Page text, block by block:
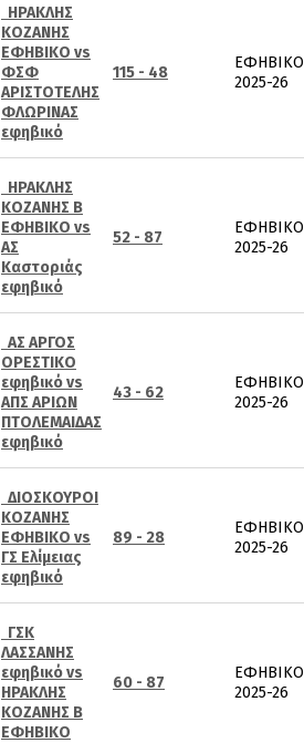
ΗΡΑΚΛΗΣ
ΚΟΖΑΝΗΣ
ΕΦΗΒΙΚΟ vs
ΦΣΦ
ΑΡΙΣΤΟΤΕΛΗΣ
ΦΛΩΡΙΝΑΣ
εφηβικό
115 - 48
ΕΦΗΒΙΚΟ
2025-26
ΗΡΑΚΛΗΣ
ΚΟΖΑΝΗΣ Β
ΕΦΗΒΙΚΟ vs
ΑΣ
Καστοριάς
εφηβικό
52 - 87
ΕΦΗΒΙΚΟ
2025-26
ΑΣ ΑΡΓΟΣ
ΟΡΕΣΤΙΚΟ
εφηβικό vs
ΑΠΣ ΑΡΙΩΝ
ΠΤΟΛΕΜΑΙΔΑΣ
εφηβικό
43 - 62
ΕΦΗΒΙΚΟ
2025-26
ΔΙΟΣΚΟΥΡΟΙ
ΚΟΖΑΝΗΣ
ΕΦΗΒΙΚΟ vs
ΓΣ Ελίμειας
εφηβικό
89 - 28
ΕΦΗΒΙΚΟ
2025-26
ΓΣΚ
ΛΑΣΣΑΝΗΣ
εφηβικό vs
ΗΡΑΚΛΗΣ
ΚΟΖΑΝΗΣ Β
ΕΦΗΒΙΚΟ
60 - 87
ΕΦΗΒΙΚΟ
2025-26